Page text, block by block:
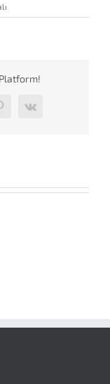
PinterestVk